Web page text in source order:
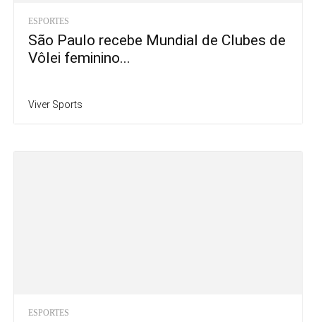
ESPORTES
São Paulo recebe Mundial de Clubes de
Vôlei feminino...
Viver Sports
ESPORTES